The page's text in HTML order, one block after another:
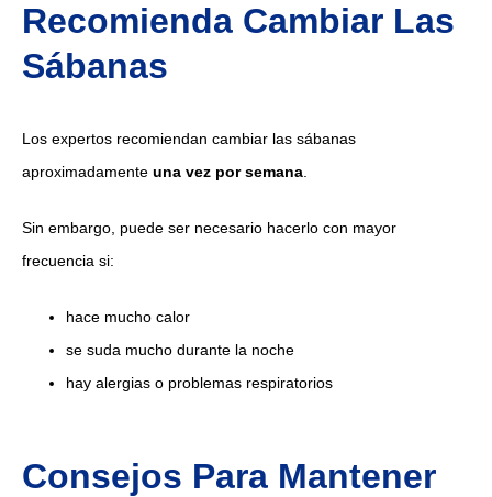
Recomienda Cambiar Las
Sábanas
Los expertos recomiendan cambiar las sábanas
aproximadamente una vez por semana
Sin embargo, puede ser necesario hacerlo con mayor
frecuencia si:
hace mucho calor
se suda mucho durante la noche
hay alergias o problemas respiratorios
Consejos Para Mantener